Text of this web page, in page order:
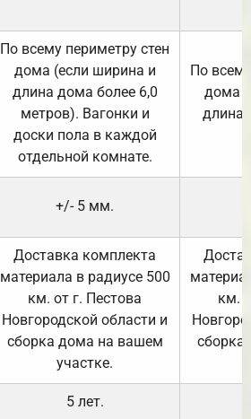
По всему периметру стен
дома (если ширина и
длина дома более 6,0
метров). Вагонки и
доски пола в каждой
отдельной комнате.
По
дома
длина
+/- 5 мм.
Доставка комплекта
материала в радиусе 500
км. от г. Пестова
Новгородской области и
сборка дома на вашем
участке.
км.
5 лет.